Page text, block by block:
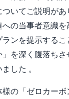
いてご説明が
の当事者意識を
ンを提示するこ
を深く腹落ち
した 。
の「ゼロカー